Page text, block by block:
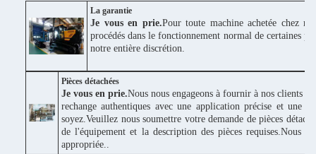
La garantie
Je vous en prie.Pour toute machine achetée chez
procédés dans le fonctionnement normal de certaines
notre entière discrétion.
Pièces détachées
Je vous en prie.Nous nous engageons à fournir à nos clients
rechange authentiques avec une application précise et
soyez.Veuillez nous soumettre votre demande de pièces
de l'équipement et la description des pièces requises.Nous
appropriée..